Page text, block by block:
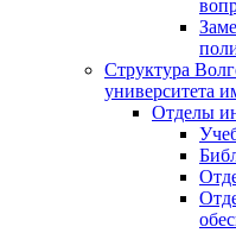
Структура
университета
Отделы